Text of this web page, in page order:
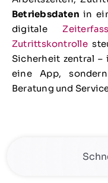
Betriebsdaten in
digitale
Zutrittskontrolle
Sicherheit zentral
eine App,
Beratung und